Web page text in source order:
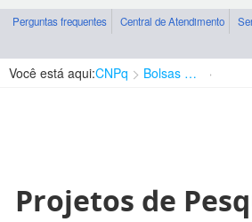
Perguntas frequentes Central de Atendimento
Você está aqui:CNPq Bolsas e Auxílios Vigentes
Projetos de